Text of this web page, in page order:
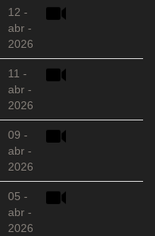
12 -
abr -
2026
11 -
abr -
2026
09 -
abr -
2026
05 -
abr -
2026